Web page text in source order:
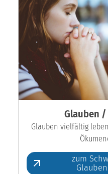
Glauben
Glauben vielfältig
zum